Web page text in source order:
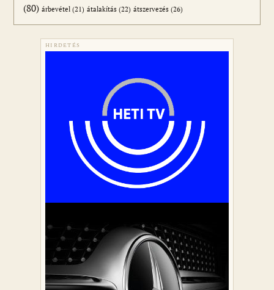
(80) árbevétel (21) átalakítás (22) átszervezés (26)
HIRDETÉS